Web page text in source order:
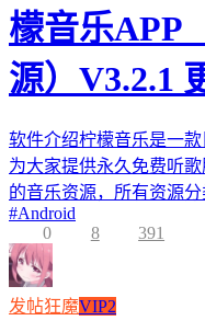
檬音乐APP
源）V3.2.1
软件介绍柠檬音乐是一
为大家提供永久免费听
的音乐资源，所有资源
#Android
0
8 391
发帖狂魔VIP2